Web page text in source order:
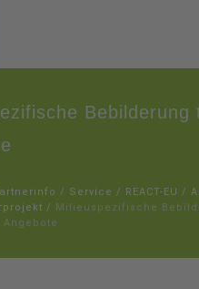
Bebilderung
/ Service / REACT-EU /
/ Milieuspezifische